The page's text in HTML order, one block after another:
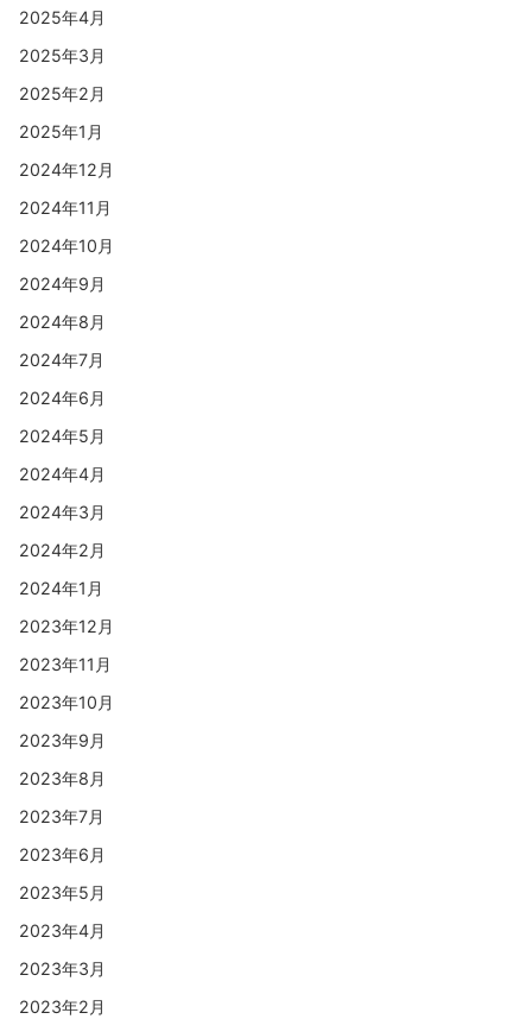
2025年4月
2025年3月
2025年2月
2025年1月
2024年12月
2024年11月
2024年10月
2024年9月
2024年8月
2024年7月
2024年6月
2024年5月
2024年4月
2024年3月
2024年2月
2024年1月
2023年12月
2023年11月
2023年10月
2023年9月
2023年8月
2023年7月
2023年6月
2023年5月
2023年4月
2023年3月
2023年2月